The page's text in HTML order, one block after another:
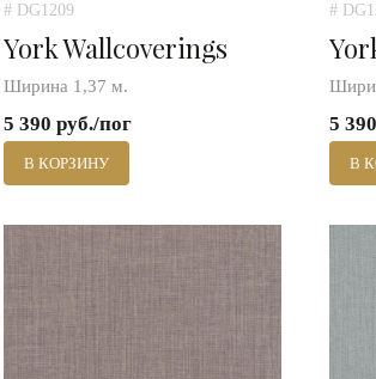
# DG1209
York Wallcoverings
Ширина 1,37 м.
5 390 руб./пог
В КОРЗИНУ
#
5
В